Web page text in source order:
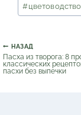
#цветоводство
Навигация
по
записям
НАЗАД
Пасха из творога: 8
классических
пасхи без выпечки